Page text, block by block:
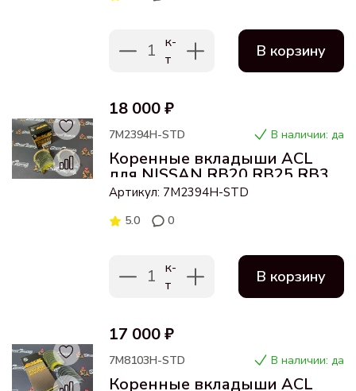
1 к-
т
В корзину
18 000 ₽
В наличии: да
7M2394H-STD
Коренные вкладыши ACL
для NISSAN RB20 RB25 RB30
(Стандартный размер)
Артикул: 7M2394H-STD
5.0 0
1 к-
т
В корзину
17 000 ₽
В наличии: да
7M8103H-STD
Коренные вкладыши ACL